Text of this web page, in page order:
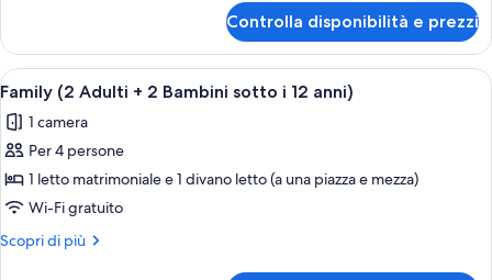
Singola
Flex
Easy
Access
Singola
Controlla disponibilità e prezzi
Apri
tutte
le
foto
per
Family
(2
Adulti
Una camera d'albergo con un letto,
4
Family (2 Adulti + 2 Bambini sotto i 12 anni)
1 camera
Per 4 persone
1 letto matrimoniale e 1 divano letto (a una piazza e mezza)
Wi-Fi gratuito
Scopri di più
Altri